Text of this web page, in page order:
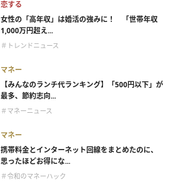
恋する
女性の「高年収」は婚活の強みに！ 「世帯年収
1,000万円超え...
＃トレンドニュース
マネー
【みんなのランチ代ランキング】「500円以下」が
最多、節約志向...
＃マネーニュース
マネー
携帯料金とインターネット回線をまとめたのに、
思ったほどお得にな...
＃令和のマネーハック